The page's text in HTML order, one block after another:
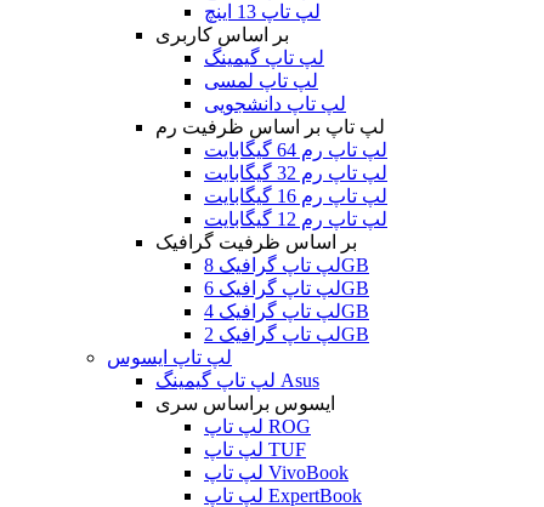
لپ تاپ 13 اینچ
بر اساس کاربری
لپ تاپ گیمینگ
لپ تاپ لمسی
لپ تاپ دانشجویی
لپ تاپ بر اساس ظرفیت رم
لپ تاپ رم 64 گیگابایت
لپ تاپ رم 32 گیگابایت
لپ تاپ رم 16 گیگابایت
لپ تاپ رم 12 گیگابایت
بر اساس ظرفیت گرافیک
لپ تاپ گرافیک 8GB
لپ تاپ گرافیک 6GB
لپ تاپ گرافیک 4GB
لپ تاپ گرافیک 2GB
لپ تاپ ایسوس
لپ تاپ گیمینگ Asus
ایسوس براساس سری
لپ تاپ ROG
لپ تاپ TUF
لپ تاپ VivoBook
لپ تاپ ExpertBook